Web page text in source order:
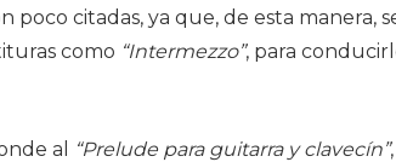
poco citadas, ya que, de esta manera,
como “Intermezzo”, para
al “Prelude para guitarra y clavecín”